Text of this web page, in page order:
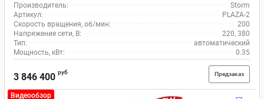
Производитель:
Storm
Артикул:
PLAZA-2
Скорость вращения, об/мин:
200
Напряжение сети, В:
220, 380
Тип:
автоматический
Мощность, кВт:
0.35
3 846 400 руб Предзаказ
Видеообзор